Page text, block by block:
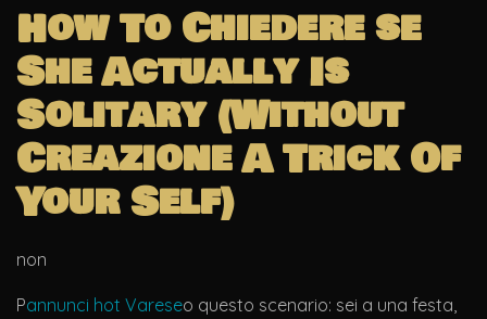
How To Chiedere se
She Actually Is
Solitary (Without
Creazione A Trick Of
Your Self)
non
Pannunci hot Vareseo questo scenario: sei a una festa,